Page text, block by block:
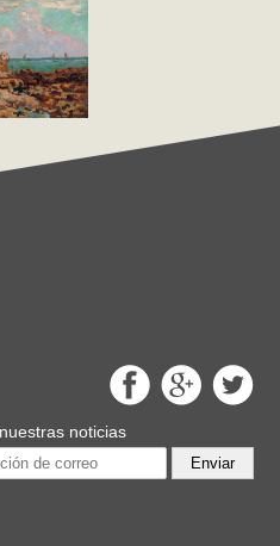
noticias
Enviar